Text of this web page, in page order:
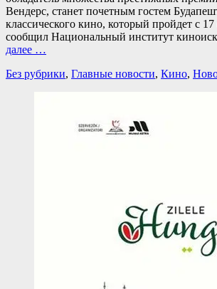
Вендерс, станет почетным гостем
классического кино, который пройдет с 17
сообщил Национальный институт
далее …
Категории
Без рубрики, Главные новости, Кино,